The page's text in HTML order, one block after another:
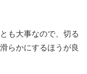
も大事なので、切る
らかにするほうが良